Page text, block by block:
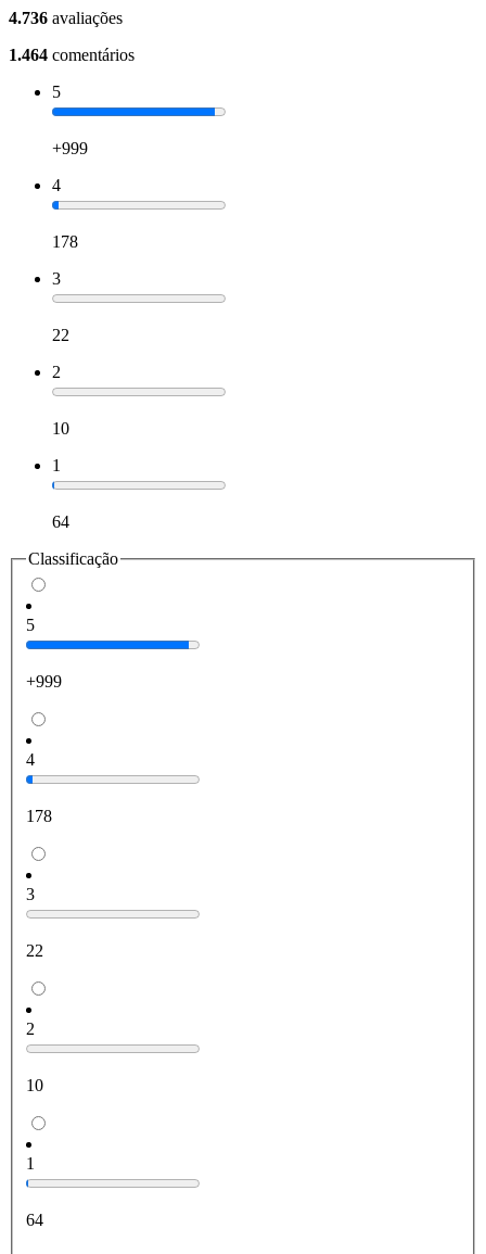
4.736 avaliações
1.464 comentários
5
+999
4
178
3
22
2
10
1
64
Classificação
5
+999
4
178
3
22
2
10
1
64